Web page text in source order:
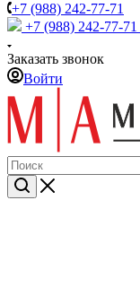
+7 (988) 242-77-71
+7 (988) 242-77-71
Заказать звонок
Войти